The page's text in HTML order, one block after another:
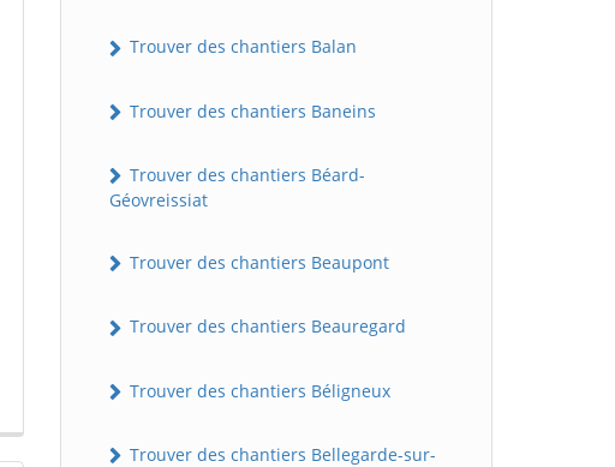
Trouver des chantiers Balan
Trouver des chantiers Baneins
Trouver des chantiers Béard-
Géovreissiat
Trouver des chantiers Beaupont
Trouver des chantiers Beauregard
Trouver des chantiers Béligneux
Trouver des chantiers Bellegarde-sur-